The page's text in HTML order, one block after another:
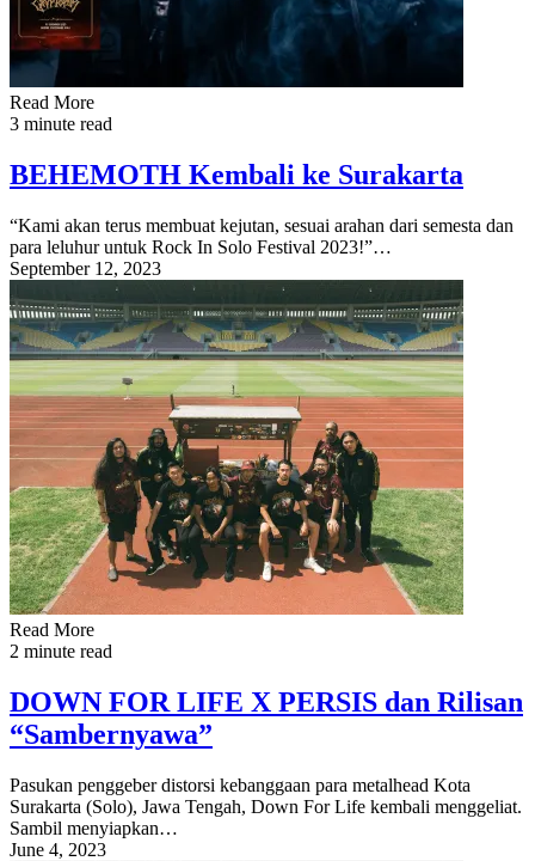
Read More
3 minute read
BEHEMOTH Kembali ke Surakarta
“Kami akan terus membuat kejutan, sesuai arahan dari semesta dan
para leluhur untuk Rock In Solo Festival 2023!”…
September 12, 2023
Read More
2 minute read
DOWN FOR LIFE X PERSIS dan Rilisan
“Sambernyawa”
Pasukan penggeber distorsi kebanggaan para metalhead Kota
Surakarta (Solo), Jawa Tengah, Down For Life kembali menggeliat.
Sambil menyiapkan…
June 4, 2023